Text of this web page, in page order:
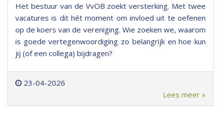
Het bestuur van de VvOB zoekt versterking. Met twee
vacatures is dit hét moment om invloed uit te oefenen
op de koers van de vereniging. Wie zoeken we, waarom
is goede vertegenwoordiging zo belangrijk en hoe kun
jij (of een collega) bijdragen?
23-04-2026
Lees meer »